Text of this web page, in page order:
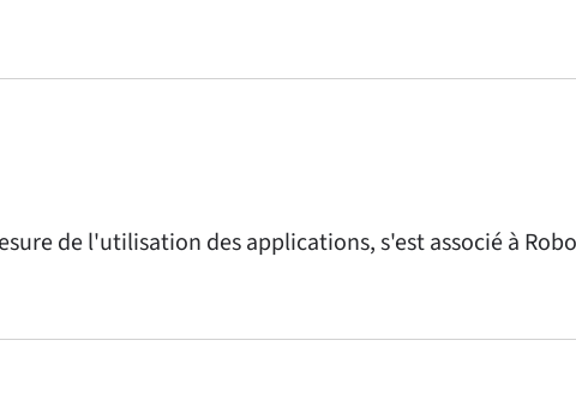
de l'utilisation des applications, s'est associé à